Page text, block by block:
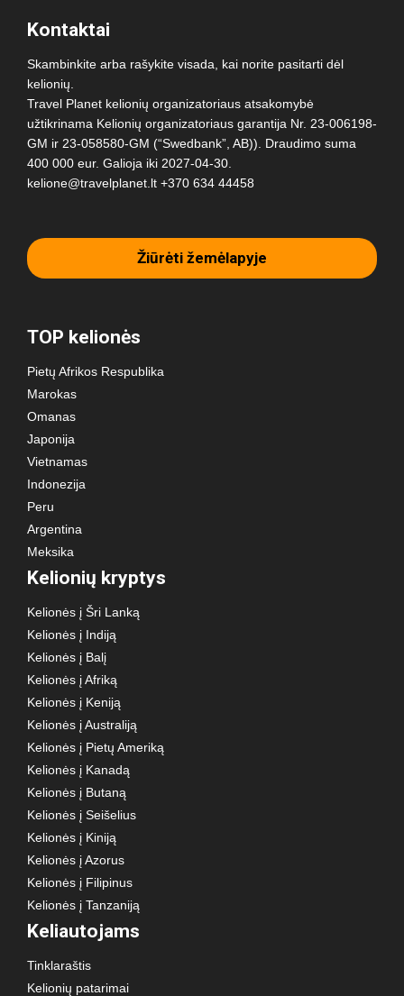
Kontaktai
Skambinkite arba rašykite visada, kai norite pasitarti dėl
kelionių.
Travel Planet kelionių organizatoriaus atsakomybė
užtikrinama Kelionių organizatoriaus garantija Nr. 23-006198-
GM ir 23-058580-GM (“Swedbank”, AB)). Draudimo suma
400 000 eur. Galioja iki 2027-04-30.
kelione@travelplanet.lt +370 634 44458
Žiūrėti žemėlapyje
TOP kelionės
Pietų Afrikos Respublika
Marokas
Omanas
Japonija
Vietnamas
Indonezija
Peru
Argentina
Meksika
Kelionių kryptys
Kelionės į Šri Lanką
Kelionės į Indiją
Kelionės į Balį
Kelionės į Afriką
Kelionės į Keniją
Kelionės į Australiją
Kelionės į Pietų Ameriką
Kelionės į Kanadą
Kelionės į Butaną
Kelionės į Seišelius
Kelionės į Kiniją
Kelionės į Azorus
Kelionės į Filipinus
Kelionės į Tanzaniją
Keliautojams
Tinklaraštis
Kelionių patarimai